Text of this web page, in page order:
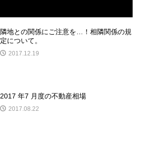
隣地との関係にご注意を…！相隣関係の規
定について。
2017.12.19
2017 年7 月度の不動産相場
2017.08.22